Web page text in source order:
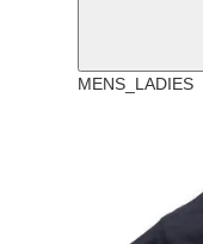
MENS_LADIES